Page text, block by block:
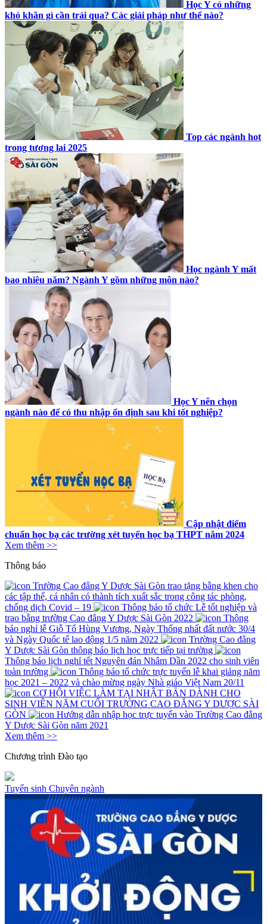
Học Y có những
khó khăn gì cần trải qua? Các giải pháp như thế nào?
Top các ngành hot
trong tương lai 2025
Học ngành Y mất
bao nhiêu năm? Ngành Y gồm những môn nào?
Học Y nên chọn
ngành nào để có thu nhập ổn định sau khi tốt nghiệp?
Cập nhật điểm
chuẩn học bạ các trường xét tuyển học bạ THPT năm 2024
Xem thêm >>
Thông báo
Trường Cao đẳng Y Dược Sài Gòn trao tặng bằng khen cho
các tập thể, cá nhân có thành tích xuất sắc trong công tác phòng,
chống dịch Covid – 19
Thông báo tổ chức Lễ tốt nghiệp và
trao bằng trường Cao đẳng Y Dược Sài Gòn 2022
Thông
báo nghỉ lễ Giỗ Tổ Hùng Vương, Ngày Thống nhất đất nước 30/4
và Ngày Quốc tế lao động 1/5 năm 2022
Trường Cao đẳng
Y Dược Sài Gòn thông báo lịch học trực tiếp tại trường
Thông báo lịch nghỉ tết Nguyên đán Nhâm Dần 2022 cho sinh viên
toàn trường
Thông báo tổ chức trực tuyến lễ khai giảng năm
học 2021 – 2022 và chào mừng ngày Nhà giáo Việt Nam 20/11
CƠ HỘI VIỆC LÀM TẠI NHẬT BẢN DÀNH CHO
SINH VIÊN NĂM CUỐI TRƯỜNG CAO ĐẲNG Y DƯỢC SÀI
GÒN
Hướng dẫn nhập học trực tuyến vào Trường Cao đẳng
Y Dược Sài Gòn năm 2021
Xem thêm >>
Chương trình Đào tạo
Tuyển sinh Chuyên ngành